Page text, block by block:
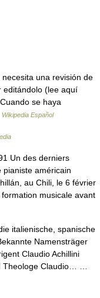
una revisión de
editándolo (lee aquí
se haya
Wikipedia Español
Un des derniers
pianiste américain
au Chili, le 6 février
musicale avant
italienische, spanische
Namensträger
Claudio Achillini
Theologe Claudio… …